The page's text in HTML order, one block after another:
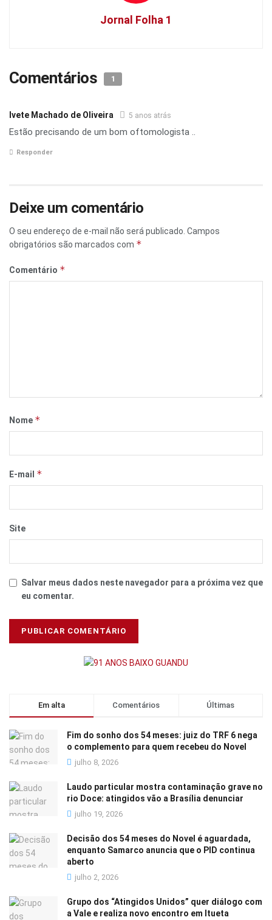
Jornal Folha 1
Comentários 1
Ivete Machado de Oliveira 5 anos atrás
Estão precisando de um bom oftomologista ..
Responder
Deixe um comentário
O seu endereço de e-mail não será publicado. Campos
obrigatórios são marcados com *
Comentário *
Nome *
E-mail *
Site
Salvar meus dados neste navegador para a próxima vez que
eu comentar.
Em alta Comentários Últimas
Fim do sonho dos 54 meses: juiz do TRF 6 nega
o complemento para quem recebeu do Novel
julho 8, 2026
Laudo particular mostra contaminação grave no
rio Doce: atingidos vão a Brasília denunciar
julho 19, 2026
Decisão dos 54 meses do Novel é aguardada,
enquanto Samarco anuncia que o PID continua
aberto
julho 2, 2026
Grupo dos “Atingidos Unidos” quer diálogo com
a Vale e realiza novo encontro em Itueta